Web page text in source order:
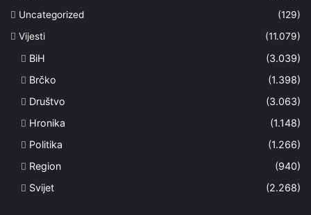
Uncategorized
(129)
Vijesti
(11.079)
BiH
(3.039)
Brčko
(1.398)
Društvo
(3.063)
Hronika
(1.148)
Politika
(1.266)
Region
(940)
Svijet
(2.268)